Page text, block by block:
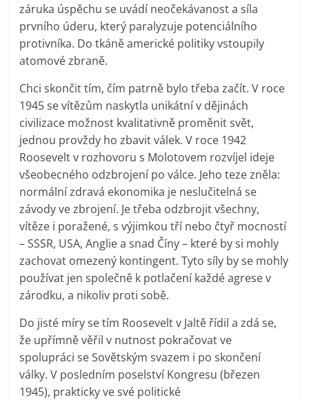
záruka úspěchu se uvádí neočekávanost a síla
prvního úderu, který paralyzuje potenciálního
protivníka. Do tkáně americké politiky vstoupily
atomové zbraně.
Chci skončit tím, čím patrně bylo třeba začít. V roce
1945 se vítězům naskytla unikátní v dějinách
civilizace možnost kvalitativně proměnit svět,
jednou provždy ho zbavit válek. V roce 1942
Roosevelt v rozhovoru s Molotovem rozvíjel ideje
všeobecného odzbrojení po válce. Jeho teze zněla:
normální zdravá ekonomika je neslučitelná se
závody ve zbrojení. Je třeba odzbrojit všechny,
vítěze i poražené, s výjimkou tří nebo čtyř mocností
– SSSR, USA, Anglie a snad Číny – které by si mohly
zachovat omezený kontingent. Tyto síly by se mohly
používat jen společně k potlačení každé agrese v
zárodku, a nikoliv proti sobě.
Do jisté míry se tím Roosevelt v Jaltě řídil a zdá se,
že upřímně věřil v nutnost pokračovat ve
spolupráci se Sovětským svazem i po skončení
války. V posledním poselství Kongresu (březen
1945), prakticky ve své politické